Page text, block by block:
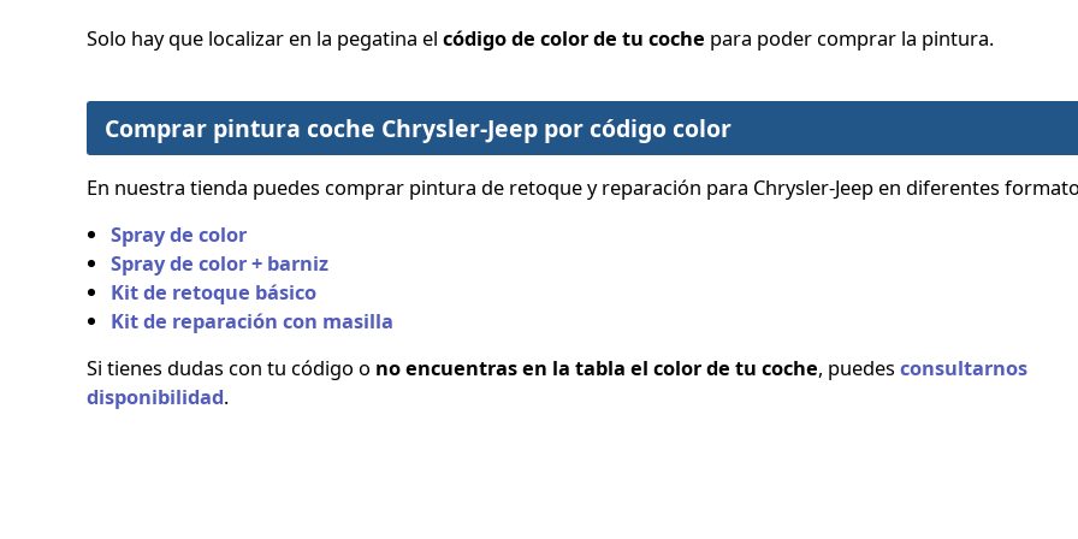
Solo hay que localizar en la pegatina el código de color de tu coche para poder comprar la pintura.
Comprar pintura coche Chrysler-Jeep por código color
En nuestra tienda puedes comprar pintura de retoque y reparación para Chrysler-Jeep en diferentes
Spray de color
Spray de color + barniz
Kit de retoque básico
Kit de reparación con masilla
Si tienes dudas con tu código o no encuentras en la tabla el color de tu coche, puedes consultarnos
disponibilidad.